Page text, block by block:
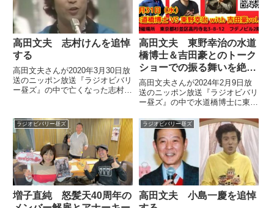
高田文夫 志村けんを追悼
する
高田文夫さんが2020年3月30日放
送のニッポン放送『ラジオビバリ
ー昼ズ』の中で亡くなった志村け
る）（高田文夫）さあ、3月30
日、月曜日ですか、今日は。お相
手が……。（松本明子）は...
高田文夫 東野幸治の水道
橋博士＆吉田豪とのトーク
ショーでの振る舞いを絶賛
する
高田文夫さんが2024年2月9日放
送のニッポン放送『ラジオビバリ
ー昼ズ』の中で水道橋博士に東野
ライブの映像を見せてもらったこ
とを明かし、そこで見せていた東
野幸治さんの振る舞いを絶賛して
いました。
ラジオビバリー昼ズ
増子直純 怒髪天40周年の
ラジオビバリー昼ズ
高田文夫 小島一慶を追悼